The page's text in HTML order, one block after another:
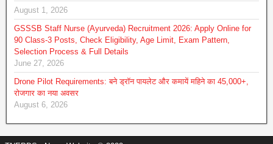
August 1, 2026
GSSSB Staff Nurse (Ayurveda) Recruitment 2026: Apply Online for
90 Class-3 Posts, Check Eligibility, Age Limit, Exam Pattern,
Selection Process & Full Details
June 27, 2026
Drone Pilot Requirements: बने ड्रॉन पायलेट और कमायें महिने का 45,000+,
रोजगार का नया अवसर
August 6, 2026